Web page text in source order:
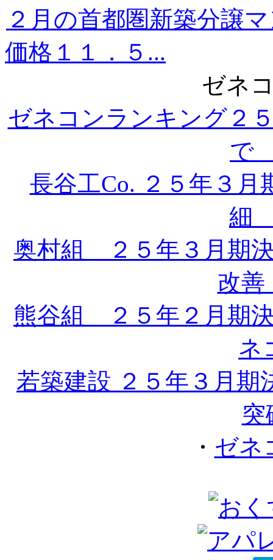
２月の首都圏新築分譲
価格１１．５...
ゼネ
ゼネコンランキング
で
長谷工Co. ２５年３
細
奥村組 ２５年３月期
改
熊谷組 ２５年２月期
ネ
若築建設 ２５年３月期
・ ゼネ